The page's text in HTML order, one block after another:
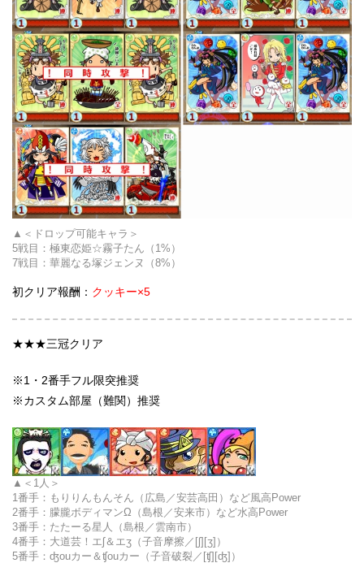
＜ドロップ可能キャラ＞
5戦目： 極東恋姫☆霧子たん （1%）
7戦目： 華麗なる塚ジェンヌ （8%）
初クリア報酬： クッキー×5
★★★三冠クリア
※1・2番手フル限突推奨
※カスタム部屋（難関）推奨
＜1人＞
1番手：もりりんもんそん（広島／安芸高田）など風高Power
2番手： 朦朧ボディマンΩ（島根／安来市）など水高Power
3番手：たたーる星人（島根／雲南市）
4番手：大道芸！エʃ＆エʒ（子音摩擦／[ʃ][ʒ]）
5番手：ʤouカー＆ʧouカー（子音破裂／[ʧ][ʤ]）